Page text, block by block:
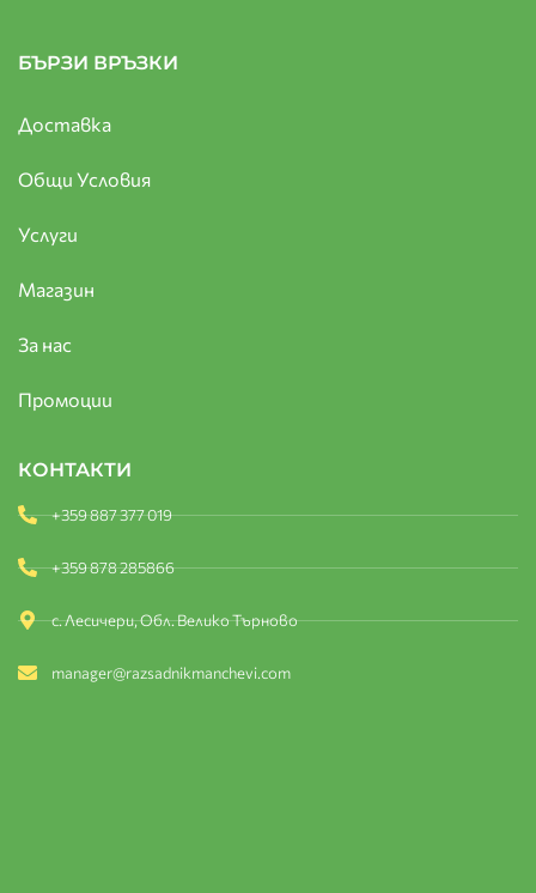
БЪРЗИ ВРЪЗКИ
Доставка
Общи Условия
Услуги
Магазин
За нас
Промоции
КОНТАКТИ
+359 887 377 019
+359 878 285866
с. Лесичери, Обл. Велико Търново
manager@razsadnikmanchevi.com